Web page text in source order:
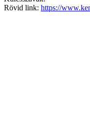
Rövid link: https://